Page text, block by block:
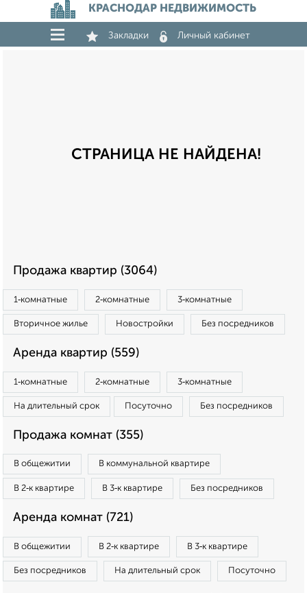
КРАСНОДАР НЕДВИЖИМОСТЬ
Закладки Личный кабинет
СТРАНИЦА НЕ НАЙДЕНА!
Продажа квартир (3064)
1‑комнатные 2‑комнатные 3‑комнатные
Вторичное жилье Новостройки Без посредников
Аренда квартир (559)
1‑комнатные 2‑комнатные 3‑комнатные
На длительный срок Посуточно Без посредников
Продажа комнат (355)
В общежитии В коммунальной квартире
В 2‑к квартире В 3‑к квартире Без посредников
Аренда комнат (721)
В общежитии В 2‑к квартире В 3‑к квартире
Без посредников На длительный срок Посуточно